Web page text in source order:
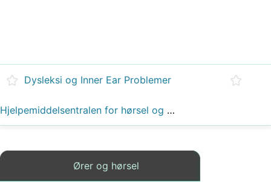
Dysleksi og Inner Ear Problemer
Hjelpemiddelsentralen for hørsel og kommunikasjon
Ører og hørsel